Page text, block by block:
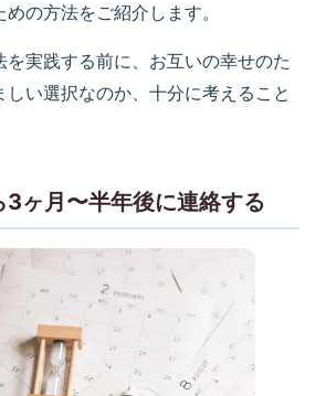
の方法をご紹介します。
を実践する前に、お互いの幸せのた
い選択なのか、十分に考えること
ヶ月〜半年後に連絡する